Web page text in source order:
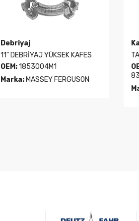
Debriyaj
11" DEBRİYAJ YÜKSEK KAFES
OEM:1853004M1
Marka:MASSEY FERGUSON